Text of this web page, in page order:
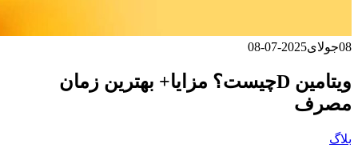
08جولای2025-07-08
ویتامین Dچیست؟ مزایا+ بهترین زمان
مصرف
بلاگ